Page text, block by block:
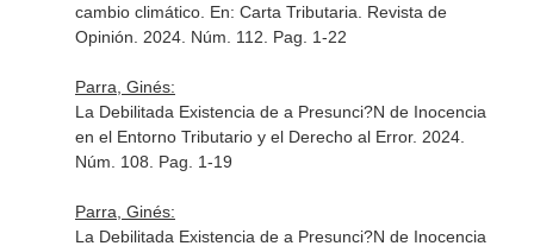
cambio climático. En: Carta Tributaria. Revista de
Opinión . 2024. Núm. 112. Pag. 1-22
Parra, Ginés:
La Debilitada Existencia de a Presunci?N de Inocencia
en el Entorno Tributario y el Derecho al Error. 2024.
Núm. 108. Pag. 1-19
Parra, Ginés:
La Debilitada Existencia de a Presunci?N de Inocencia